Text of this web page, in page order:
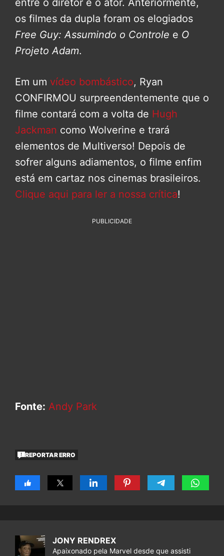
entre o diretor e o ator. Anteriormente,
os filmes da dupla foram os elogiados
Free Guy: Assumindo o Controle e O
Projeto Adam.
Em um vídeo bombástico, Ryan
CONFIRMOU surpreendentemente que o
filme contará com a volta de Hugh
Jackman como Wolverine e trará
elementos de Multiverso! Depois de
sofrer alguns adiamentos, o filme enfim
está em cartaz nos cinemas brasileiros.
Clique aqui para ler a nossa crítica!
PUBLICIDADE
Fonte: Andy Park
REPORTAR ERRO
JONY RENDREX
Apaixonado pela Marvel desde que assisti